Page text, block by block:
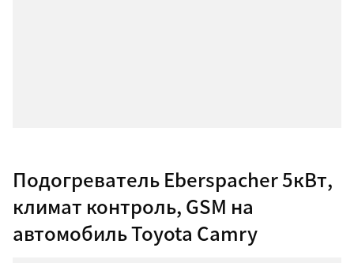
Подогреватель Eberspacher 5кВт,
климат контроль, GSM на
автомобиль Toyota Camry